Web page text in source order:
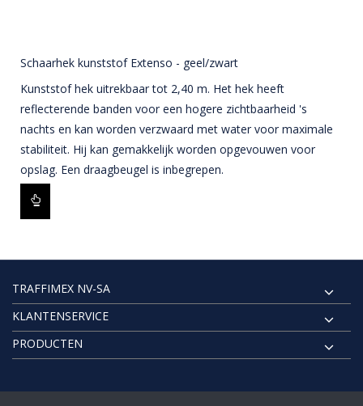
Schaarhek kunststof Extenso - geel/zwart
Kunststof hek uitrekbaar tot 2,40 m. Het hek heeft
reflecterende banden voor een hogere zichtbaarheid 's
nachts en kan worden verzwaard met water voor maximale
stabiliteit. Hij kan gemakkelijk worden opgevouwen voor
opslag. Een draagbeugel is inbegrepen.
TRAFFIMEX NV-SA
KLANTENSERVICE
PRODUCTEN